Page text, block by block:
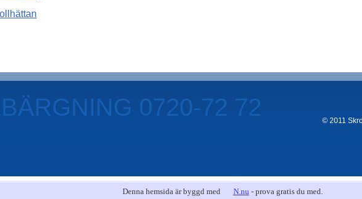
0720-72 72
© 2011
Denna hemsida är byggd med N.nu - prova gratis du med.